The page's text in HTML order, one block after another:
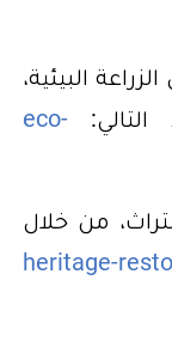
البيئية،
eco-
من خلال
heritage-